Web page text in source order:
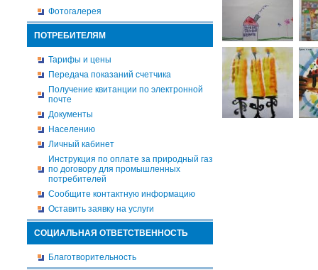
Фотогалерея
ПОТРЕБИТЕЛЯМ
Тарифы и цены
Передача показаний счетчика
Получение квитанции по электронной
почте
Документы
Населению
Личный кабинет
Инструкция по оплате за природный газ
по договору для промышленных
потребителей
Сообщите контактную информацию
Оставить заявку на услуги
СОЦИАЛЬНАЯ ОТВЕТСТВЕННОСТЬ
Благотворительность